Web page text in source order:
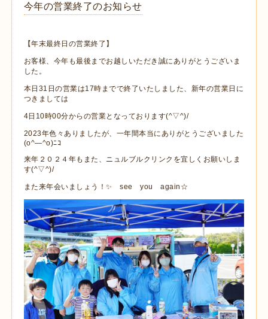
今年の営業終了のお知らせ
【年末最終日の営業終了】
お客様、今年も最後までお越しいただき誠にありがとうございま
した。
本日31日の営業は17時までで終了いたしました、新年の営業日に
つきましては
4日10時00分からの営業となっております(^▽^)/
2023年色々ありましたが、一年間本当にありがとうございました
(o^―^o)ﾆｺ
来年２０２４年もまた、ニュルブルクリンクを宜しくお願いしま
す(^▽^)/
また来年会いましょう！✨ see you again☆